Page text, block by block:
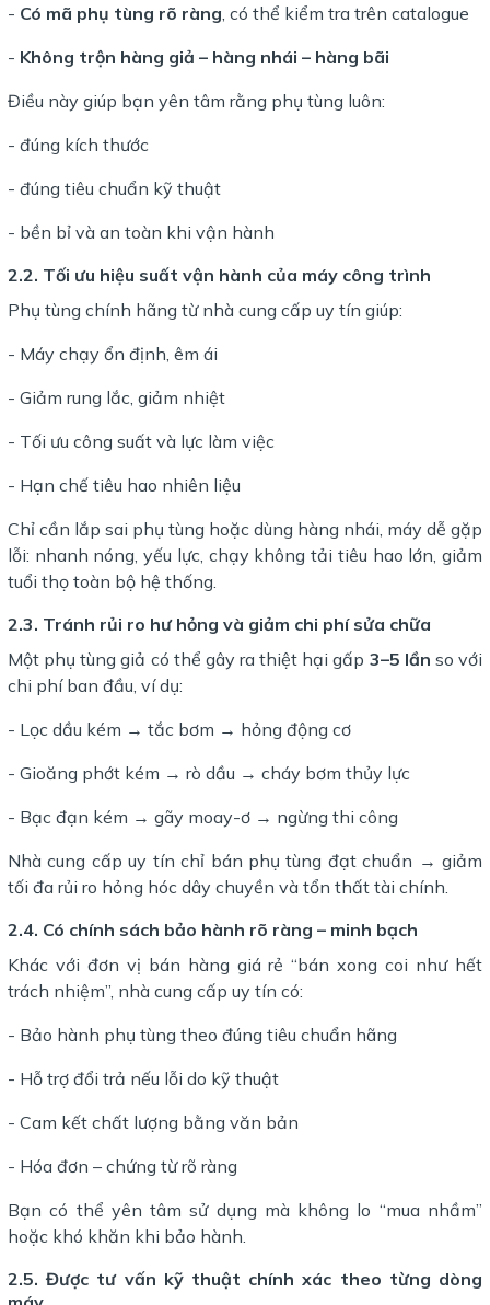
- Có mã phụ tùng rõ ràng , có thể kiểm tra trên catalogue
- Không trộn hàng giả – hàng nhái – hàng bãi
Điều này giúp bạn yên tâm rằng phụ tùng luôn:
- đúng kích thước
- đúng tiêu chuẩn kỹ thuật
- bền bỉ và an toàn khi vận hành
2.2. Tối ưu hiệu suất vận hành của máy công trình
Phụ tùng chính hãng từ nhà cung cấp uy tín giúp:
- Máy chạy ổn định, êm ái
- Giảm rung lắc, giảm nhiệt
- Tối ưu công suất và lực làm việc
- Hạn chế tiêu hao nhiên liệu
Chỉ cần lắp sai phụ tùng hoặc dùng hàng nhái, máy dễ gặp
lỗi: nhanh nóng, yếu lực, chạy không tải tiêu hao lớn, giảm
tuổi thọ toàn bộ hệ thống.
2.3. Tránh rủi ro hư hỏng và giảm chi phí sửa chữa
Một phụ tùng giả có thể gây ra thiệt hại gấp 3–5 lần so với
chi phí ban đầu, ví dụ:
- Lọc dầu kém → tắc bơm → hỏng động cơ
- Gioăng phớt kém → rò dầu → cháy bơm thủy lực
- Bạc đạn kém → gãy moay-ơ → ngừng thi công
Nhà cung cấp uy tín chỉ bán phụ tùng đạt chuẩn → giảm
tối đa rủi ro hỏng hóc dây chuyền và tổn thất tài chính.
2.4. Có chính sách bảo hành rõ ràng – minh bạch
Khác với đơn vị bán hàng giá rẻ “bán xong coi như hết
trách nhiệm”, nhà cung cấp uy tín có:
- Bảo hành phụ tùng theo đúng tiêu chuẩn hãng
- Hỗ trợ đổi trả nếu lỗi do kỹ thuật
- Cam kết chất lượng bằng văn bản
- Hóa đơn – chứng từ rõ ràng
Bạn có thể yên tâm sử dụng mà không lo “mua nhầm”
hoặc khó khăn khi bảo hành.
2.5. Được tư vấn kỹ thuật chính xác theo từng dòng